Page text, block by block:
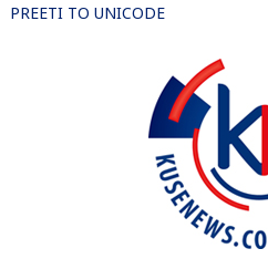
PREETI TO UNICODE